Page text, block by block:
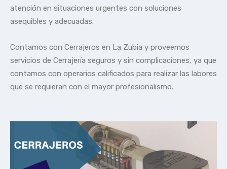
atención en situaciones urgentes con soluciones
asequibles y adecuadas.
Contamos con Cerrajeros en La Zubia y proveemos
servicios de Cerrajería seguros y sin complicaciones, ya que
contamos con operarios calificados para realizar las labores
que se requieran con el mayor profesionalismo.